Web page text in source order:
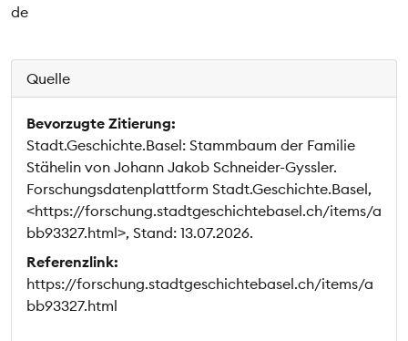
de
Quelle
Bevorzugte Zitierung:
Stadt.Geschichte.Basel: Stammbaum der Familie
Stähelin von Johann Jakob Schneider-Gyssler.
Forschungsdatenplattform Stadt.Geschichte.Basel,
<https://forschung.stadtgeschichtebasel.ch/items/a
bb93327.html>, Stand: 13.07.2026.
Referenzlink:
https://forschung.stadtgeschichtebasel.ch/items/a
bb93327.html